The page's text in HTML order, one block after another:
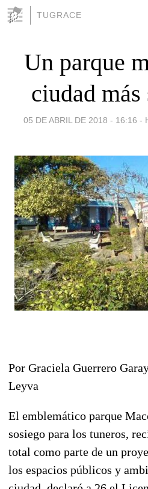
TUGRACE
Un parque
ciudad más
05 DE ABRIL DE 2018 - 16:16 -
Por Graciela Guerrero
Leyva
El emblemático parque
sosiego para los tuneros,
total como parte de un
los espacios públicos y